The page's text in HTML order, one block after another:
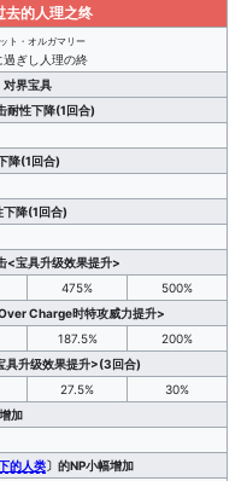
去的人理之终
ト・オルガマリー
過ぎし人理の終
对界宝具
耐性下降(1回合)
降(1回合)
降(1回合)
<宝具升级效果提升>
475%
500%
Charge时特攻威力提升>
187.5%
200%
具升级效果提升>(3回合)
27.5%
30%
加
的人类〕的NP小幅增加